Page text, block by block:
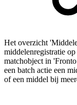
Het overzicht
middelenregistratie
matchobject in
een batch actie een
of een middel bij